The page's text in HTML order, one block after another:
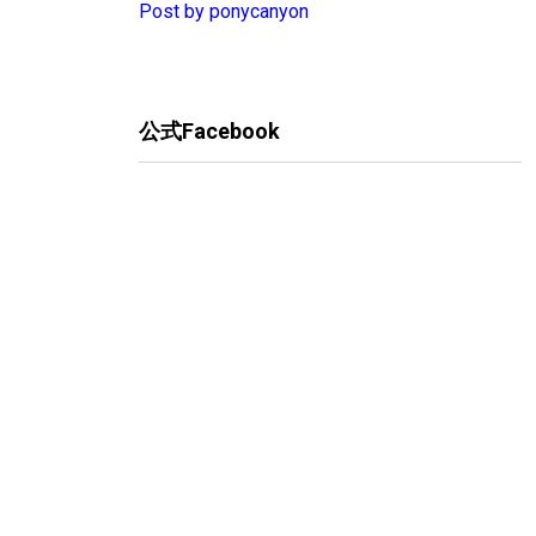
Post by ponycanyon
公式Facebook